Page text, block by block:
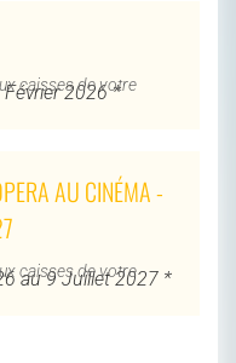
2026 *
caisses de votre
AU CINÉMA -
au 9 Juillet 2027 *
caisses de votre